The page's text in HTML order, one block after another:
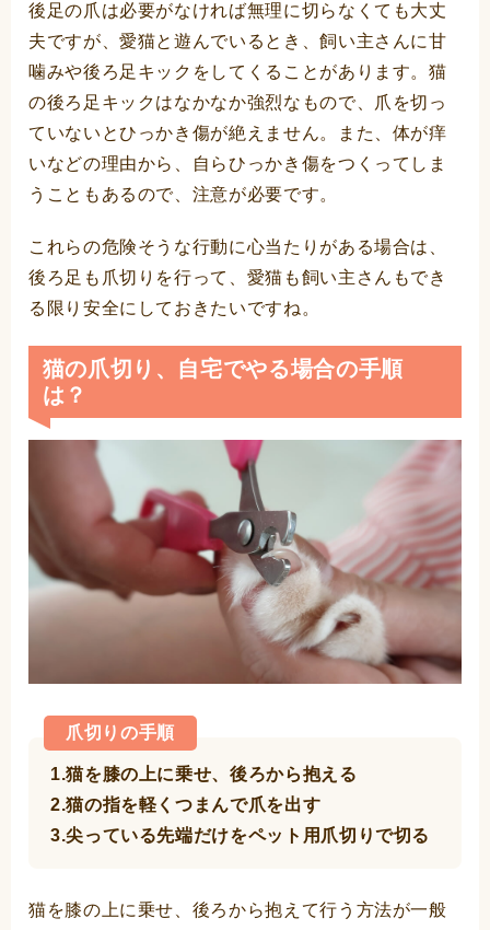
後足の爪は必要がなければ無理に切らなくても大丈
夫ですが、愛猫と遊んでいるとき、飼い主さんに甘
噛みや後ろ足キックをしてくることがあります。猫
の後ろ足キックはなかなか強烈なもので、爪を切っ
ていないとひっかき傷が絶えません。また、体が痒
いなどの理由から、自らひっかき傷をつくってしま
うこともあるので、注意が必要です。
これらの危険そうな行動に心当たりがある場合は、
後ろ足も爪切りを行って、愛猫も飼い主さんもでき
る限り安全にしておきたいですね。
猫の爪切り、自宅でやる場合の手順
は？
爪切りの手順
1.猫を膝の上に乗せ、後ろから抱える
2.猫の指を軽くつまんで爪を出す
3.尖っている先端だけをペット用爪切りで切る
猫を膝の上に乗せ、後ろから抱えて行う方法が一般